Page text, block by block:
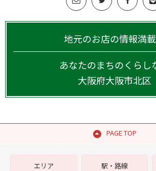
地元のお店の情報満載
あなたのまちのくらし
大阪府大阪市北区
PAGE TOP
エリア
駅・路線